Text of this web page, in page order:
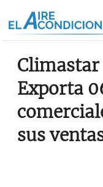
Exporta
sus